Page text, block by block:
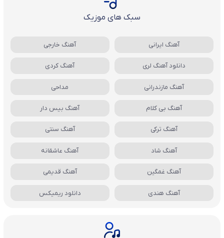
سبک های موزیک
آهنگ ایرانی آهنگ خارجی
دانلود آهنگ لری آهنگ کردی
آهنگ مازندرانی مداحی
آهنگ بی کلام آهنگ بیس دار
آهنگ ترکی آهنگ سنتی
آهنگ شاد آهنگ عاشقانه
آهنگ غمگین آهنگ قدیمی
آهنگ هندی دانلود ریمیکس